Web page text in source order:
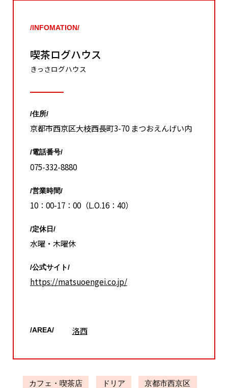
/INFOMATION/
喫茶ログハウス
きっさログハウス
/住所/
京都市西京区大枝西長町3-70 まつおえんげい内
/電話番号/
075-332-8880
/営業時間/
10：00-17：00（L.O.16：40）
/定休日/
水曜・木曜休
/公式サイト/
https://matsuoengei.co.jp/
/AREA/ 洛西
カフェ・喫茶店 ドリア 京都市西京区